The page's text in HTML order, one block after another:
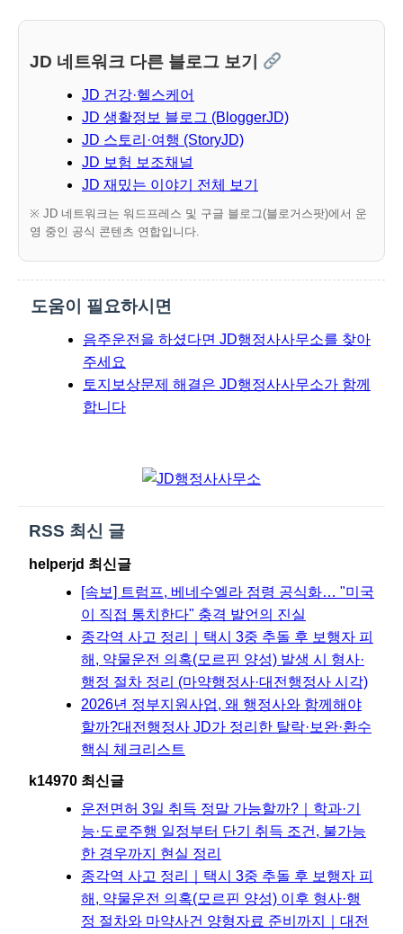
JD 네트워크 다른 블로그 보기
JD 건강·헬스케어
JD 생활정보 블로그 (BloggerJD)
JD 스토리·여행 (StoryJD)
JD 보험 보조채널
JD 재밌는 이야기 전체 보기
※ JD 네트워크는 워드프레스 및 구글 블로그(블로거스팟)에서 운
영 중인 공식 콘텐츠 연합입니다.
도움이 필요하시면
음주운전을 하셨다면 JD행정사사무소를 찾아
주세요
토지보상문제 해결은 JD행정사사무소가 함께
합니다
RSS 최신 글
helperjd 최신글
[속보] 트럼프, 베네수엘라 점령 공식화… "미국
이 직접 통치한다" 충격 발언의 진실
종각역 사고 정리｜택시 3중 추돌 후 보행자 피
해, 약물운전 의혹(모르핀 양성) 발생 시 형사·
행정 절차 정리 (마약행정사·대전행정사 시각)
2026년 정부지원사업, 왜 행정사와 함께해야
할까?대전행정사 JD가 정리한 탈락·보완·환수
핵심 체크리스트
k14970 최신글
운전면허 3일 취득 정말 가능할까?｜학과·기
능·도로주행 일정부터 단기 취득 조건, 불가능
한 경우까지 현실 정리
종각역 사고 정리｜택시 3중 추돌 후 보행자 피
해, 약물운전 의혹(모르핀 양성) 이후 형사·행
정 절차와 마약사건 양형자료 준비까지｜대전